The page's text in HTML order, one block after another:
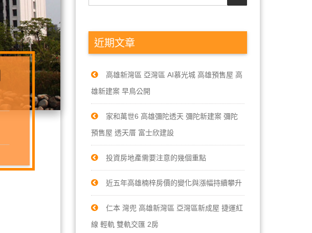
近期文章
高雄新灣區 亞灣區 AI慕光城 高雄預售屋 高
雄新建案 早鳥公開
家和萬世6 高雄彌陀透天 彌陀新建案 彌陀
預售屋 透天厝 富士欣建設
投資房地產需要注意的幾個重點
近五年高雄楠梓房價的變化與漲幅持續攀升
仁本 灣兜 高雄新灣區 亞灣區新成屋 捷運紅
線 輕軌 雙軌交匯 2房